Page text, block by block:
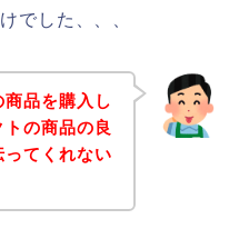
でした、、、
品を購入し
の商品の良
てくれない